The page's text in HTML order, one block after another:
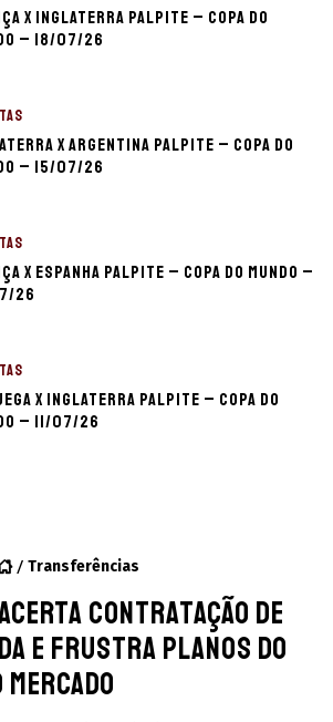
x Inglaterra palpite – Copa do
– 18/07/26
x Argentina palpite – Copa do
– 15/07/26
x Espanha palpite – Copa do Mundo –
26
x Inglaterra palpite – Copa do
– 11/07/26
Transferências
contratação de
e frustra planos do
mercado